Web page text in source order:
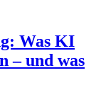
Was KI
– und was